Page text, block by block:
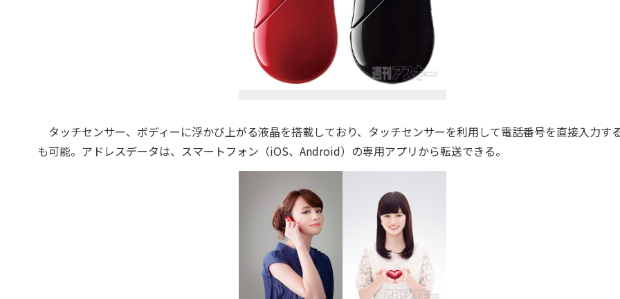
タッチセンサー、ボディーに浮かび上がる液晶を搭載しており、タッチセンサーを利用して電話番号を直接入力す
も可能。アドレスデータは、スマートフォン（iOS、Android）の専用アプリから転送できる。